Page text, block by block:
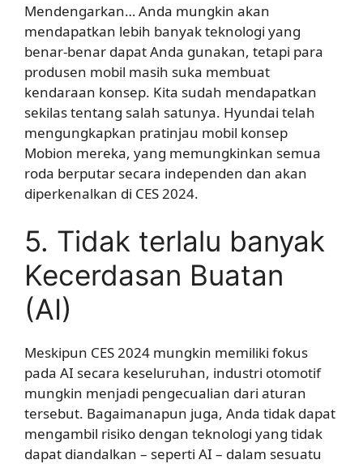
Mendengarkan… Anda mungkin akan
mendapatkan lebih banyak teknologi yang
benar-benar dapat Anda gunakan, tetapi para
produsen mobil masih suka membuat
kendaraan konsep. Kita sudah mendapatkan
sekilas tentang salah satunya. Hyundai telah
mengungkapkan pratinjau mobil konsep
Mobion mereka, yang memungkinkan semua
roda berputar secara independen dan akan
diperkenalkan di CES 2024.
5. Tidak terlalu banyak
Kecerdasan Buatan
(AI)
Meskipun CES 2024 mungkin memiliki fokus
pada AI secara keseluruhan, industri otomotif
mungkin menjadi pengecualian dari aturan
tersebut. Bagaimanapun juga, Anda tidak dapat
mengambil risiko dengan teknologi yang tidak
dapat diandalkan – seperti AI – dalam sesuatu